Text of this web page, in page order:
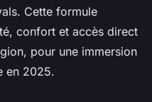
Cette formule
confort et accès direct
pour une immersion
en 2025.